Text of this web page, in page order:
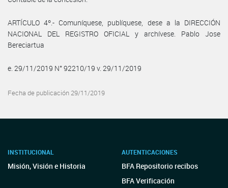
ARTÍCULO 4º.- Comuníquese, publíquese, dese a la DIRECCIÓN
NACIONAL DEL REGISTRO OFICIAL y archívese. Pablo Jose
Bereciartua
e. 29/11/2019 N° 92210/19 v. 29/11/2019
Fecha de publicación 29/11/2019
INSTITUCIONAL
Misión, Visión e Historia
AUTENTICACIONES
BFA Repositorio recibos
BFA Verificación